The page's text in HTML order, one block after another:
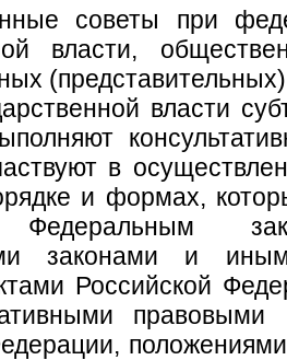
советы при
власти,
власти
в
и формах,
Федеральным
законами и
Российской
правовыми